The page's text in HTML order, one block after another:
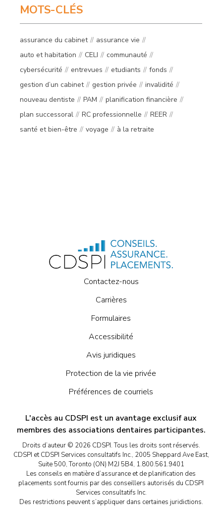
MOTS-CLÉS
assurance du cabinet
assurance vie
auto et habitation
CELI
communauté
cybersécurité
entrevues etudiants
fonds
gestion d’un cabinet
gestion privée
invalidité
nouveau dentiste
PAM
planification financière
plan successoral
RC professionnelle
REER
santé et bien-être
voyage à la retraite
Contactez-nous
Carrières
Formulaires
Accessibilité
Avis juridiques
Protection de la vie privée
Préférences de courriels
L'accès au CDSPI est un avantage exclusif aux
membres des associations dentaires participantes.
Droits d’auteur © 2026 CDSPI. Tous les droits sont réservés.
CDSPI et CDSPI Services consultatifs Inc., 2005 Sheppard Ave East,
Suite 500, Toronto (ON) M2J 5B4, 1.800.561.9401
Les conseils en matière d’assurance et de planification des
placements sont fournis par des conseillers autorisés du CDSPI
Services consultatifs Inc.
Des restrictions peuvent s’appliquer dans certaines juridictions.